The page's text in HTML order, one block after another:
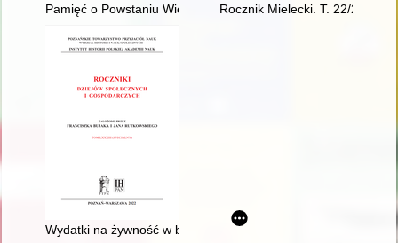
Pamięć o Powstaniu Wielkopolskim 1918/1919 w Szubinie z
Rocznik Mielecki. T. 22/23
Wydatki na żywność w budżecie domowym żołnierzy polskich